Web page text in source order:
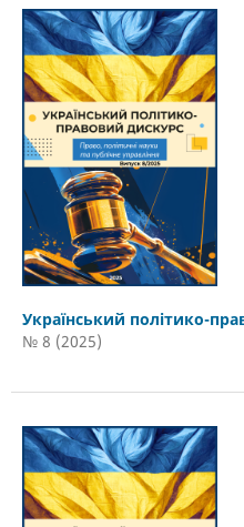
Український політико-
№ 8 (2025)